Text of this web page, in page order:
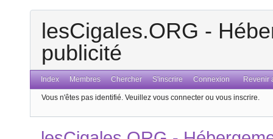
lesCigales.ORG -
publicité
Index Membres Chercher S'inscrire Connexion Revenir
Vous n'êtes pas identifié. Veuillez vous connecter ou vous inscrire.